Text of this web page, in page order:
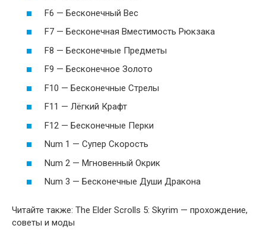
F6 — Бесконечный Вес
F7 — Бесконечная Вместимость Рюкзака
F8 — Бесконечные Предметы
F9 — Бесконечное Золото
F10 — Бесконечные Стрелы
F11 — Лёгкий Крафт
F12 — Бесконечные Перки
Num 1 — Супер Скорость
Num 2 — Мгновенный Окрик
Num 3 — Бесконечные Души Дракона
Читайте также: The Elder Scrolls 5: Skyrim — прохождение,
советы и моды